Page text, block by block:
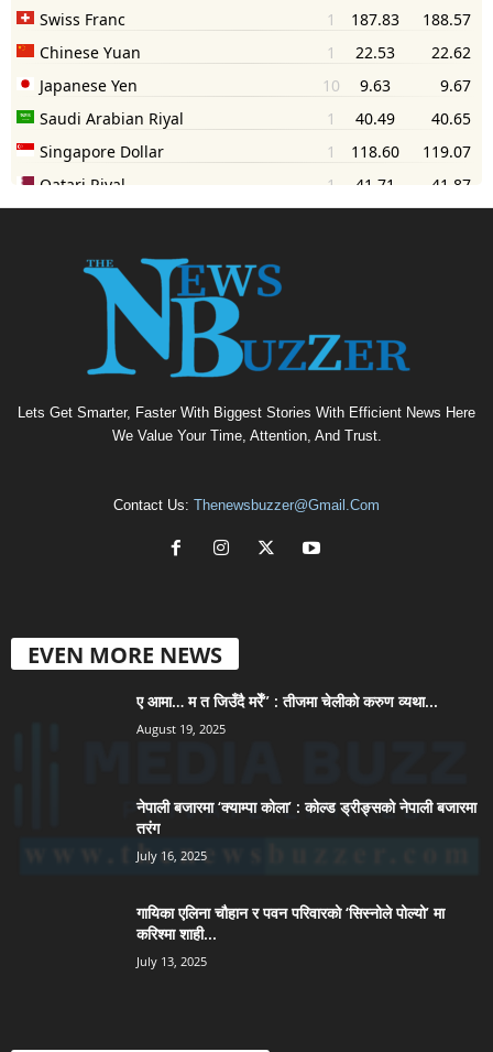
Lets Get Smarter, Faster With Biggest Stories With Efficient News Here
We Value Your Time, Attention, And Trust.
Contact Us: Thenewsbuzzer@gmail.com
EVEN MORE NEWS
ए आमा… म त जिउँदै मरेँ” : तीजमा चेलीको करुण व्यथा...
August 19, 2025
नेपाली बजारमा ‘क्याम्पा कोला’ : कोल्ड ड्रीङ्सको नेपाली बजारमा
तरंग
July 16, 2025
गायिका एलिना चौहान र पवन परिवारको ‘सिस्नोले पोल्यो’ मा
करिश्मा शाही...
July 13, 2025